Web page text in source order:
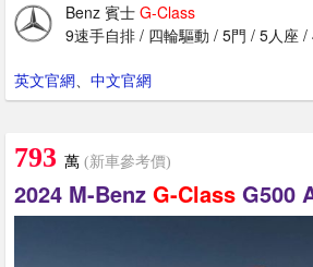
Benz 賓士 G-Class
9速手自排 / 四輪驅動 / 5門 / 5人座 /
英文官網、 中文官網
793 萬 (新車參考價)
2024 M-Benz G-Class G500